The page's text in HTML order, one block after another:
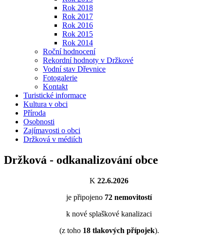
Rok 2018
Rok 2017
Rok 2016
Rok 2015
Rok 2014
Roční hodnocení
Rekordní hodnoty v Držkové
Vodní stav Dřevnice
Fotogalerie
Kontakt
Turistické informace
Kultura v obci
Příroda
Osobnosti
Zajímavosti o obci
Držková v médiích
Držková - odkanalizování obce
K 22.6.2026
je připojeno 72 nemovitostí
k nové splaškové kanalizaci
(z toho 18tlakových přípojek).